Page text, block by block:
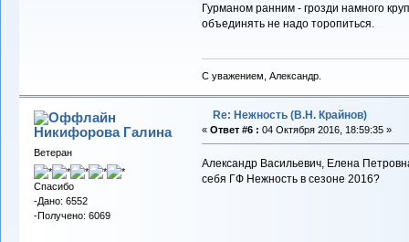
Гурманом ранним - грозди намного
объединять не надо торопиться.
С уважением, Александр.
Никифорова Галина
Ветеран
Спасибо
-Дано: 6552
-Получено: 6069
Re: Нежность (В.Н. Крайнов)
« Ответ #6 : 04 Октября 2016, 18:59:35 »
Александр Васильевич, Елена
себя ГФ Нежность в сезоне 2016?